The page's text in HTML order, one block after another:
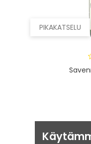
PIKAKATSELU